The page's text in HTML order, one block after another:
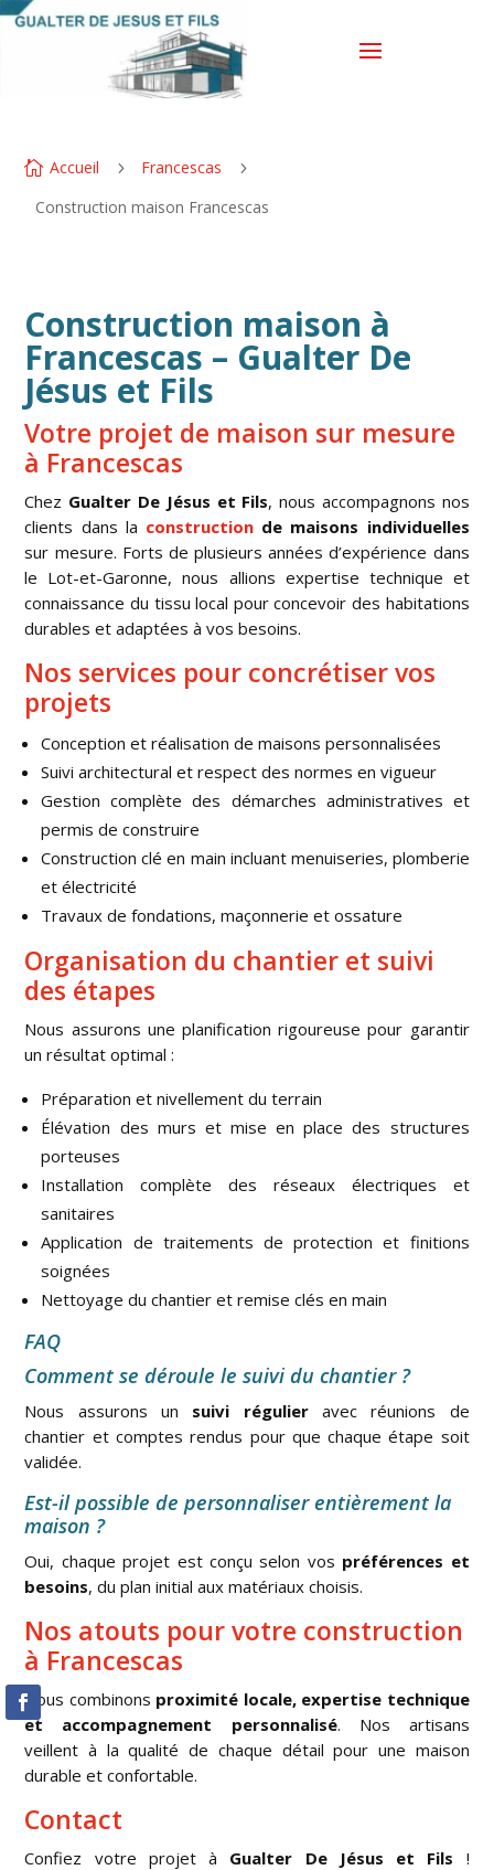
 Accueil 5 Francescas 5
Construction maison Francescas
Construction maison à
Francescas – Gualter De
Jésus et Fils
Votre projet de maison sur mesure
à Francescas
Chez Gualter De Jésus et Fils, nous accompagnons nos
clients dans la construction de maisons individuelles
sur mesure. Forts de plusieurs années d’expérience dans
le Lot-et-Garonne, nous allions expertise technique et
connaissance du tissu local pour concevoir des habitations
durables et adaptées à vos besoins.
Nos services pour concrétiser vos
projets
Conception et réalisation de maisons personnalisées
Suivi architectural et respect des normes en vigueur
Gestion complète des démarches administratives et
permis de construire
Construction clé en main incluant menuiseries, plomberie
et électricité
Travaux de fondations, maçonnerie et ossature
Organisation du chantier et suivi
des étapes
Nous assurons une planification rigoureuse pour garantir
un résultat optimal :
Préparation et nivellement du terrain
Élévation des murs et mise en place des structures
porteuses
Installation complète des réseaux électriques et
sanitaires
Application de traitements de protection et finitions
soignées
Nettoyage du chantier et remise clés en main
FAQ
Comment se déroule le suivi du chantier ?
Nous assurons un suivi régulieravec réunions de
chantier et comptes rendus pour que chaque étape soit
validée.
Est-il possible de personnaliser entièrement la
maison ?
Oui, chaque projet est conçu selon vos préférences et
besoins, du plan initial aux matériaux choisis.
Nos atouts pour votre construction
à Francescas
Nous combinons proximité locale, expertise technique
et accompagnement personnalisé. Nos artisans
veillent à la qualité de chaque détail pour une maison
durable et confortable.
Contact
Confiez votre projet à Gualter De Jésus et Fils !